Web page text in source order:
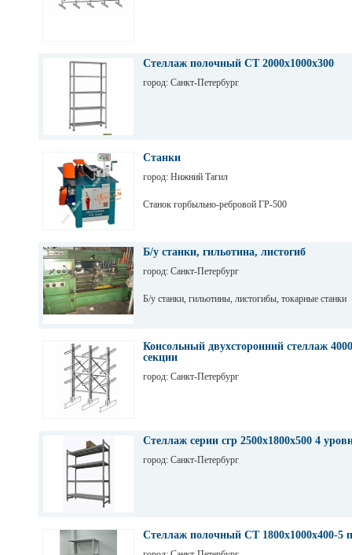
Стеллаж полочный СТ 2000х1000х300
город: Санкт-Петербург
Станки
город: Нижний Тагил
Станок горбыльно-ребровой ГР-500
Б/у станки, гильотина, листогиб
город: Санкт-Петербург
Б/у станки, гильотины, листогибы, токарные станки
Консольный двухсторонний стеллаж
секции
город: Санкт-Петербург
Стеллаж серии сгр 2500х1800х500 4
город: Санкт-Петербург
Стеллаж полочный СТ 1800х1000х400-5